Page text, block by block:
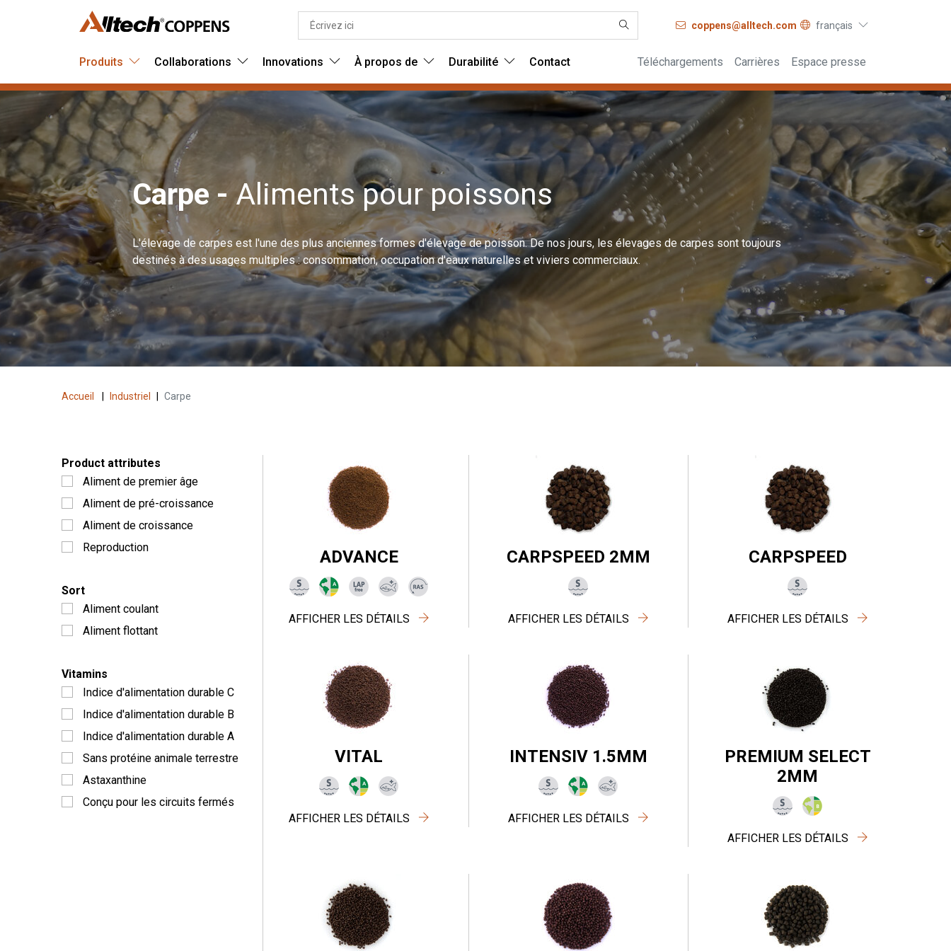
coppens@alltech.com français
Produits Collaborations Innovations À propos de Durabilité Contact Téléchargements Carrières Espace presse
Carpe -Aliments pour poissons
L'élevage de carpes est l'une des plus anciennes formes d'élevage de poisson. De nos jours, les élevages de carpes sont toujours
destinés à des usages multiples : consommation, occupation d'eaux naturelles et viviers commerciaux.
Accueil Industriel Carpe
Product attributes
Aliment de premier âge
Aliment de pré-croissance
Aliment de croissance
Reproduction
Sort
Aliment coulant
Aliment flottant
Vitamins
Indice d'alimentation durable C
Indice d'alimentation durable B
Indice d'alimentation durable A
Sans protéine animale terrestre
Astaxanthine
Conçu pour les circuits fermés
ADVANCE
AFFICHER LES DÉTAILS
CARPSPEED 2MM
AFFICHER LES DÉTAILS
CARPSPEED
AFFICHER LES DÉTAILS
VITAL
AFFICHER LES DÉTAILS
INTENSIV 1.5MM
AFFICHER LES DÉTAILS
PREMIUM SELECT
2MM
AFFICHER LES DÉTAILS